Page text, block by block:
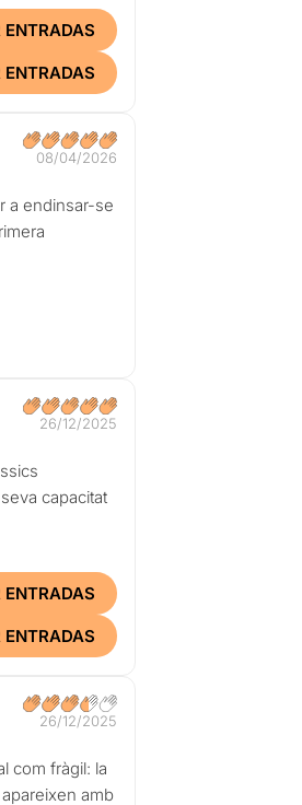
08/04/2026
a endinsar-se
26/12/2025
capacitat
26/12/2025
com fràgil: la
amb